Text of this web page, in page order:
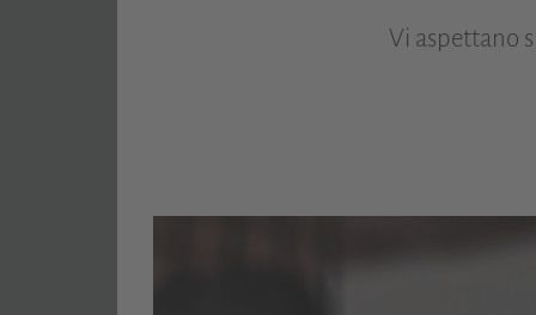
Vi aspettano